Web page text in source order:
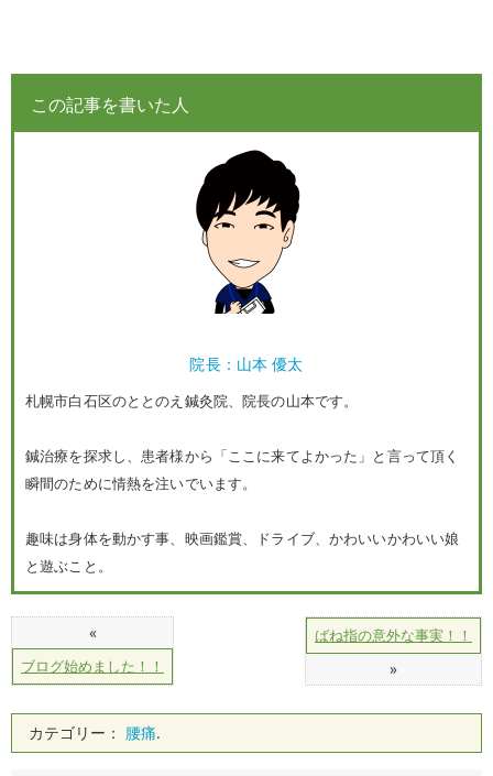
この記事を書いた人
院長：山本 優太
札幌市白石区のととのえ鍼灸院、院長の山本です。
鍼治療を探求し、患者様から「ここに来てよかった」と言って頂く
瞬間のために情熱を注いでいます。
趣味は身体を動かす事、映画鑑賞、ドライブ、かわいいかわいい娘
と遊ぶこと。
«
ブログ始めました！！
ばね指の意外な事実！！
»
カテゴリー： 腰痛.